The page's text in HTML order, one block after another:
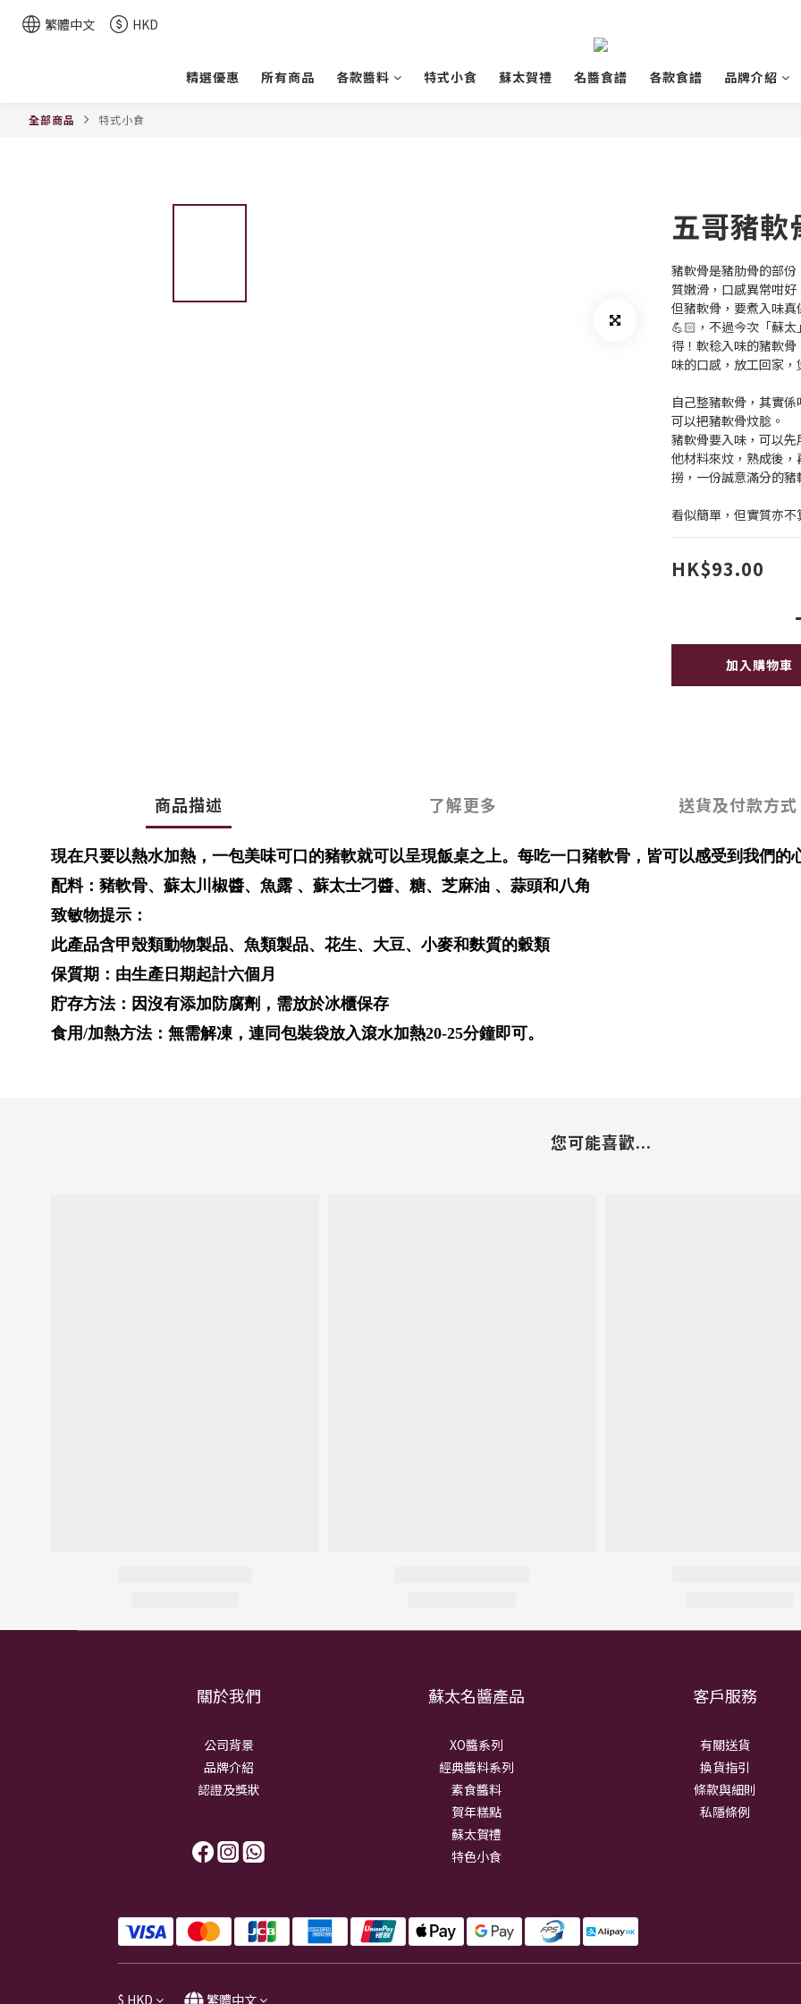
繁體中文 HKD
精選優惠 所有商品 各款醬料 特式小食 蘇太賀禮 名醬食譜 各款食譜 品牌介紹
全部商品 特式小食
五哥豬
豬軟骨是豬肋骨的部
質嫩滑，口感異常咁好
但豬軟骨，要煮入味
💪🏻，不過今次「蘇
得！軟稔入味的豬軟
味的口感，放工回家，
自己整豬軟骨，其實
可以把豬軟骨炆腍。
豬軟骨要入味，可以
他材料來炆，熟成後
撈，一份誠意滿分的豬
看似簡單，但實質亦不
HK$93.00
加入購物車
商品描述 了解更多 送貨及付款方式
現在只要以熱水加熱，一包美味可口的豬軟就可以呈現飯桌之上。每吃一口豬軟骨，皆可以感受到我們的
配料：豬軟骨、蘇太川椒醬、魚露 、蘇太士刁醬、糖、芝麻油 、蒜頭和八角
致敏物提示：
此產品含甲殼類動物製品、魚類製品、花生、大豆、小麥和麩質的穀類
保質期：由生產日期起計六個月
貯存方法：因沒有添加防腐劑，需放於冰櫃保存
食用/加熱方法：無需解凍，連同包裝袋放入滾水加熱20-25分鐘即可。
您可能喜歡...
關於我們
公司背景
品牌介紹
認證及獎狀
蘇太名醬產品
XO醬系列
經典醬料系列
素食醬料
賀年糕點
蘇太賀禮
特色小食
客戶服務
有關送貨
換貨指引
條款與細則
私隱條例
$ HKD 繁體中文